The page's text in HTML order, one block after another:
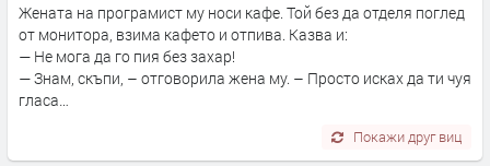
Жената на програмист му носи кафе. Той без да отделя поглед
от монитора, взима кафето и отпива. Казва и:
— Не мога да го пия без захар!
— Знам, скъпи, – отговорила жена му. – Просто исках да ти чуя
гласа…
Покажи друг виц